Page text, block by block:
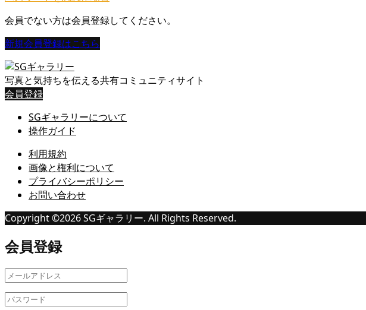
会員でない方は会員登録してください。
新規会員登録はこちら
写真と気持ちを伝える共有コミュニティサイト
会員登録
SGギャラリーについて
操作ガイド
利用規約
画像と権利について
プライバシーポリシー
お問い合わせ
Copyright ©2026SGギャラリー. All Rights Reserved.
会員登録